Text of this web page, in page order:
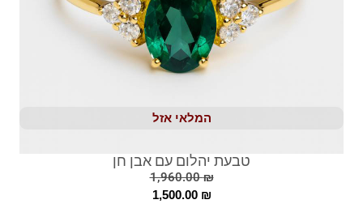
המלאי אזל
טבעת יהלום עם אבן חן
1,960.00₪
1,500.00 ₪